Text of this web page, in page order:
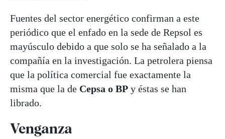
Fuentes del sector energético confirman a este
periódico que el enfado en la sede de Repsol es
mayúsculo debido a que solo se ha señalado a la
compañía en la investigación. La petrolera piensa
que la política comercial fue exactamente la
misma que la de Cepsa o BP y éstas se han
librado.
Venganza